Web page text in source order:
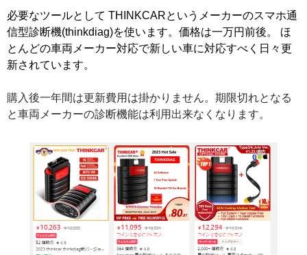
必要なツールとして THINKCARというメーカーのスマホ通
信型診断機(thinkdiag)を使います。価格は一万円前後。 ほ
とんどの車両メーカー対応で新しい車に対応すべく日々更
新されています。
購入後一年間は更新費用は掛かりません。期限切れとなる
と車両メーカーの診断機能は利用出来なくなります。